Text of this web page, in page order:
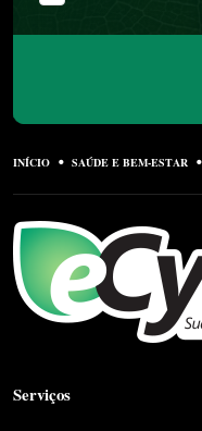
INÍCIO SAÚDE E BEM-ESTAR
Serviços